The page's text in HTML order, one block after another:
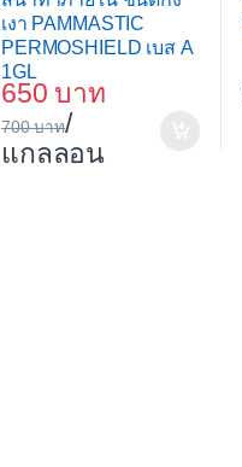
เงา PAMMASTIC
PERMOSHIELD เบส A
1GL
650
700
/
แกลลอน